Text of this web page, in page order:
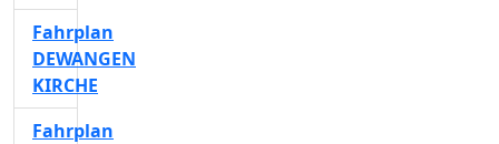
Fahrplan
DEWANGEN
KIRCHE
Fahrplan